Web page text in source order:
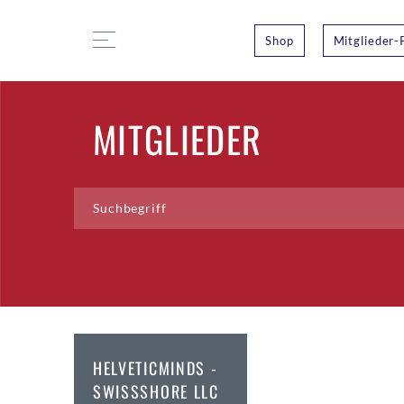
Shop Mitglieder-
MITGLIEDER
HELVETICMINDS -
SWISSSHORE LLC